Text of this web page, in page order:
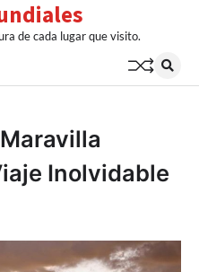
de cada lugar que visito.
Inolvidable